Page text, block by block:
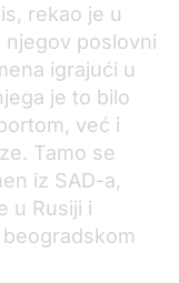
rekao je u
njegov poslovni
igrajući u
je to bilo
već i
Tamo se
iz SAD-a,
u Rusiji i